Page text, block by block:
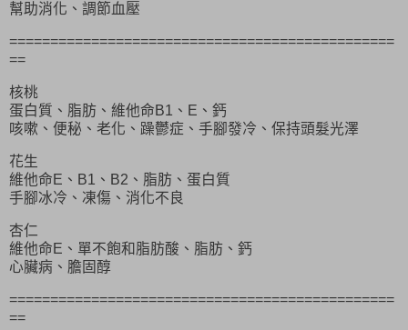
幫助消化、調節血壓
===============================================
==
核桃
蛋白質、脂肪、維他命B1、E、鈣
咳嗽、便秘、老化、躁鬱症、手腳發冷、保持頭髮光澤
花生
維他命E、B1、B2、脂肪、蛋白質
手腳冰冷、凍傷、消化不良
杏仁
維他命E、單不飽和脂肪酸、脂肪、鈣
心臟病、膽固醇
===============================================
==